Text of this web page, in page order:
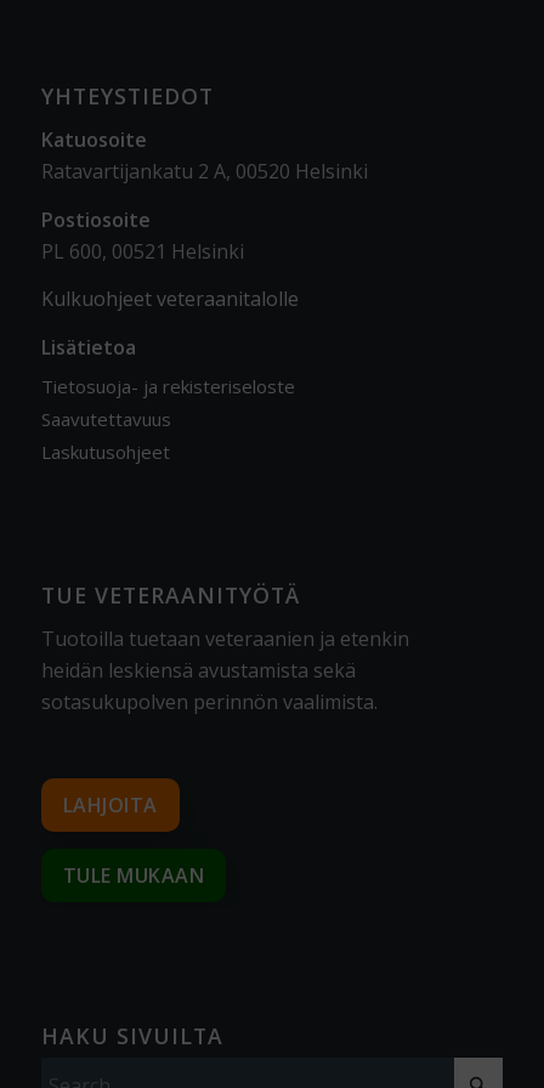
YHTEYSTIEDOT
Katuosoite
Ratavartijankatu 2 A, 00520 Helsinki
Postiosoite
PL 600, 00521 Helsinki
Kulkuohjeet veteraanitalolle
Lisätietoa
Tietosuoja- ja rekisteriseloste
Saavutettavuus
Laskutusohjeet
TUE VETERAANITYÖTÄ
Tuotoilla tuetaan veteraanien ja etenkin
heidän leskiensä avustamista sekä
sotasukupolven perinnön vaalimista.
LAHJOITA
TULE MUKAAN
HAKU SIVUILTA